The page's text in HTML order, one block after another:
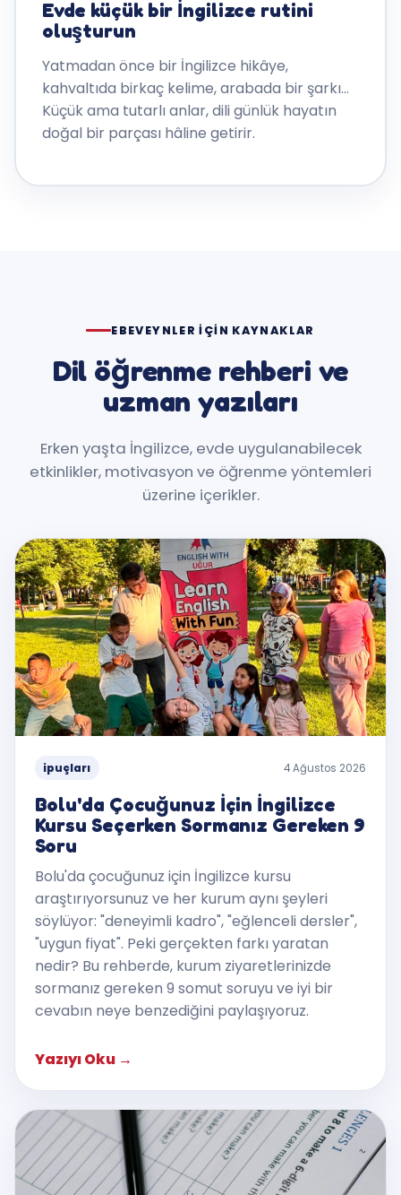
Evde küçük bir İngilizce rutini
oluşturun
Yatmadan önce bir İngilizce hikâye,
kahvaltıda birkaç kelime, arabada bir şarkı…
Küçük ama tutarlı anlar, dili günlük hayatın
doğal bir parçası hâline getirir.
EBEVEYNLER IÇIN KAYNAKLAR
Dil öğrenme rehberi ve
uzman yazıları
Erken yaşta İngilizce, evde uygulanabilecek
etkinlikler, motivasyon ve öğrenme yöntemleri
üzerine içerikler.
ipuçları 4 Ağustos 2026
Bolu'da Çocuğunuz İçin İngilizce
Kursu Seçerken Sormanız Gereken 9
Soru
Bolu'da çocuğunuz için İngilizce kursu
araştırıyorsunuz ve her kurum aynı şeyleri
söylüyor: "deneyimli kadro", "eğlenceli dersler",
"uygun fiyat". Peki gerçekten farkı yaratan
nedir? Bu rehberde, kurum ziyaretlerinizde
sormanız gereken 9 somut soruyu ve iyi bir
cevabın neye benzediğini paylaşıyoruz.
Yazıyı Oku →